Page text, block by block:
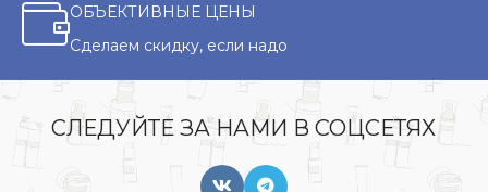
ОБЪЕКТИВНЫЕ ЦЕНЫ
Сделаем скидку, если надо
СЛЕДУЙТЕ ЗА НАМИ В СОЦСЕТЯХ